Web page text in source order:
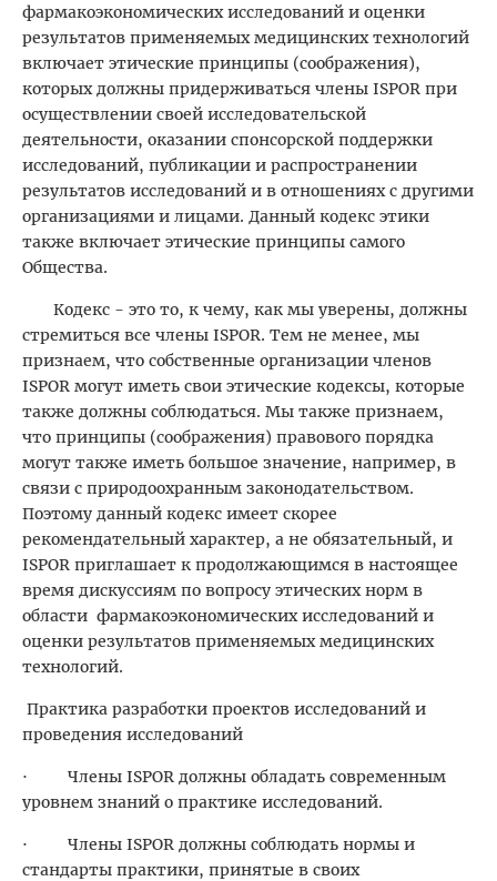
фармакоэкономических исследований и оценки
результатов применяемых медицинских технологий
включает этические принципы (соображения),
которых должны придерживаться члены ISPOR при
осуществлении своей исследовательской
деятельности, оказании спонсорской поддержки
исследований, публикации и распространении
результатов исследований и в отношениях с другими
организациями и лицами. Данный кодекс этики
также включает этические принципы самого
Общества.
Кодекс - это то, к чему, как мы уверены, должны
стремиться все члены ISPOR. Тем не менее, мы
признаем, что собственные организации членов
ISPOR могут иметь свои этические кодексы, которые
также должны соблюдаться. Мы также признаем,
что принципы (соображения) правового порядка
могут также иметь большое значение, например, в
связи с природоохранным законодательством.
Поэтому данный кодекс имеет скорее
рекомендательный характер, а не обязательный, и
ISPOR приглашает к продолжающимся в настоящее
время дискуссиям по вопросу этических норм в
области фармакоэкономических исследований и
оценки результатов применяемых медицинских
технологий.
Практика разработки проектов исследований и
проведения исследований
· Члены ISPOR должны обладать современным
уровнем знаний о практике исследований.
· Члены ISPOR должны соблюдать нормы и
стандарты практики, принятые в своих